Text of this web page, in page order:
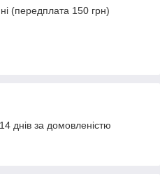
(передплата 150 грн)
днів за домовленістю